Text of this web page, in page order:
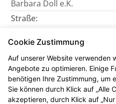
Barbara Doll e.K.
Straße:
PLZ/Ort:
99099 Erfurt
Telefon:
0361-3458213
Cookie Zustimmung
Auf unserer Website verwenden
Angebote zu optimieren. Einige
benötigen Ihre Zustimmung, um
Sie können durch Klick auf „Alle
akzeptieren, durch Klick auf